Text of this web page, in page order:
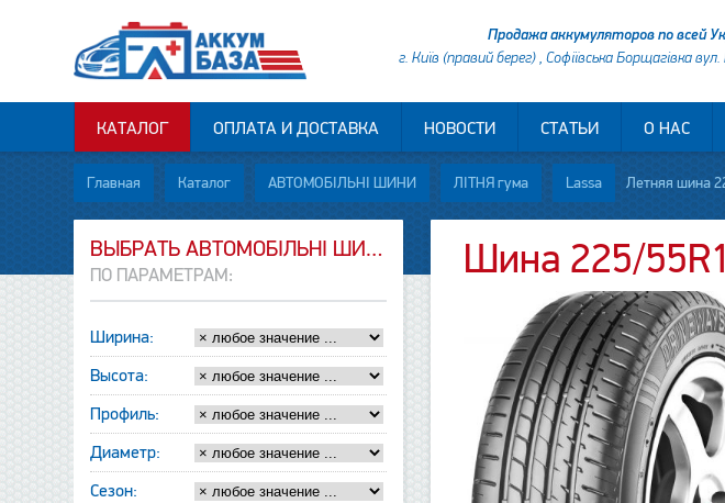
Продажа аккумуляторов по всей
г. Київ (правий берег) , Софіївська Борщагівка
КАТАЛОГ ОПЛАТА И ДОСТАВКА НОВОСТИ СТАТЬИ О НАС
Главная Каталог АВТОМОБІЛЬНІ ШИНИ ЛІТНЯ гума Lassa Летняя шина
Шина 225/
ВЫБРАТЬ АВТОМОБІЛЬНІ ШИНИ
ПО ПАРАМЕТРАМ:
Ширина:
Высота:
Профиль:
Диаметр:
Сезон: